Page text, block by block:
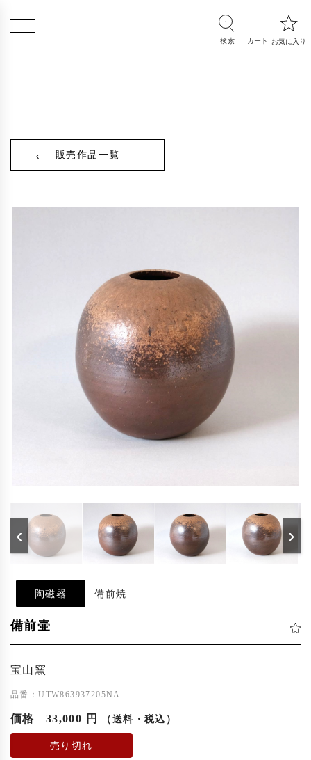
販売作品一覧
‹ ›
陶磁器 備前焼
備前壷
宝山窯
品番：UTW863937205NA
価格 33,000 円 （送料・税込）
売り切れ